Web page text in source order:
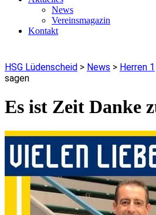
News
Vereinsmagazin
Kontakt
HSG Lüdenscheid > News > Herren 1
sagen
Es ist Zeit Danke